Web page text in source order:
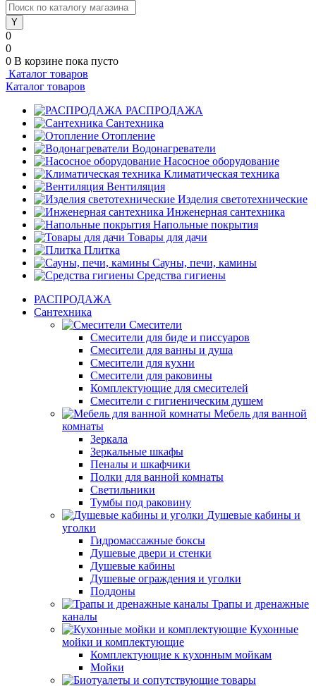
0
0
0 В корзине пока пусто
Каталог товаров
Каталог товаров
РАСПРОДАЖА
Сантехника
Отопление
Водонагреватели
Насосное оборудование
Климатическая техника
Вентиляция
Изделия светотехнические
Инженерная сантехника
Напольные покрытия
Товары для дачи
Плитка
Сауны, печи, камины
Средства гигиены
РАСПРОДАЖА
Сантехника
Смесители
Смесители для биде и писсуаров
Смесители для ванны и душа
Смесители для кухни
Смесители для раковины
Комплектующие для смесителей
Смесители с гигиеническим душем
Мебель для ванной
комнаты
Зеркала
Зеркальные шкафы
Пеналы и шкафчики
Полки для ванной комнаты
Светильники
Тумбы под раковину
Душевые кабины и
уголки
Гидромассажные боксы
Душевые двери и стенки
Душевые кабины
Душевые ограждения и уголки
Поддоны
Трапы и дренажные
каналы
Кухонные
мойки и комплектующие
Комплектующие к кухонным мойкам
Мойки